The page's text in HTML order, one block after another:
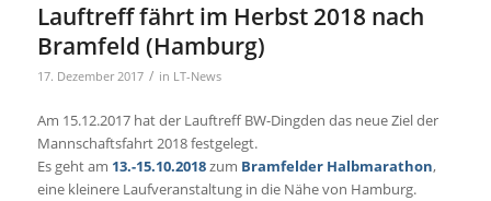
Lauftreff fährt im Herbst 2018 nach
Bramfeld (Hamburg)
17. Dezember 2017 / in LT-News
Am 15.12.2017 hat der Lauftreff BW-Dingden das neue Ziel der
Mannschaftsfahrt 2018 festgelegt.
Es geht am 13.-15.10.2018zum Bramfelder Halbmarathon,
eine kleinere Laufveranstaltung in die Nähe von Hamburg.